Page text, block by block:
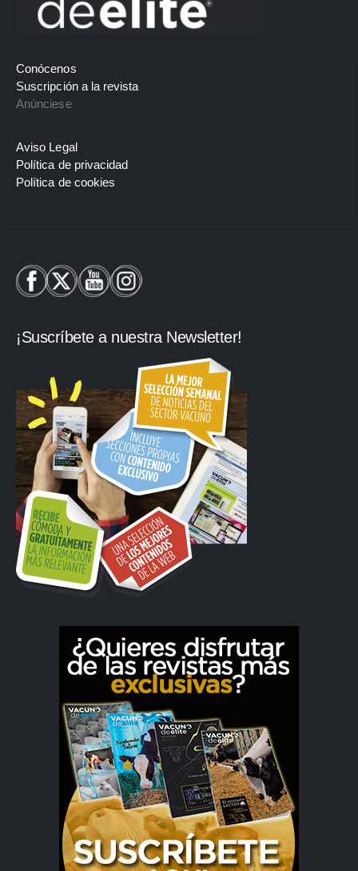
Conócenos
Suscripción a la revista
Anúnciese
Aviso Legal
Política de privacidad
Política de cookies
¡Suscríbete a nuestra Newsletter!